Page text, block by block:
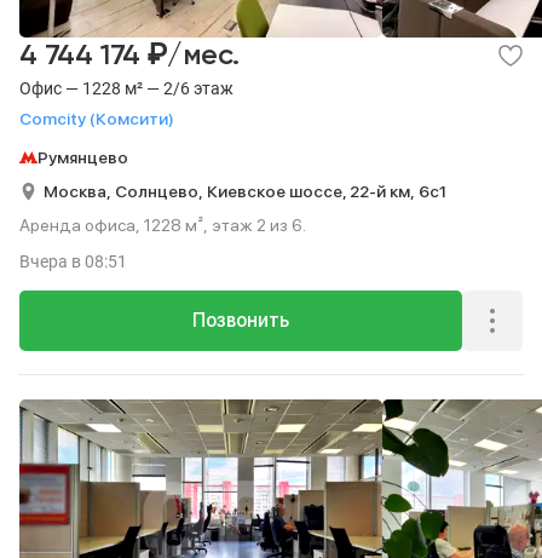
Офис — 1228 м² — 2/6 этаж
Comcity (Комсити)
4 744 174 ₽/мес.
Румянцево
Москва, Солнцево, Киевское шоссе, 22-й км, 6с1
Аренда офиса, 1228 м², этаж 2 из 6.
Позвонить
Вчера в 08:51